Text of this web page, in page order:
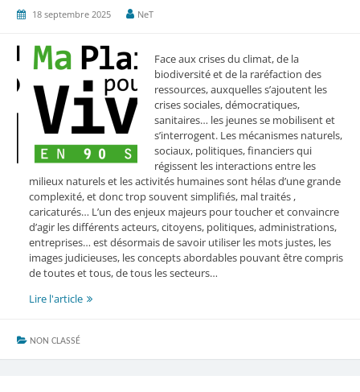
18 septembre 2025 NeT
Face aux crises du climat, de la
biodiversité et de la raréfaction des
ressources, auxquelles s’ajoutent les
crises sociales, démocratiques,
sanitaires… les jeunes se mobilisent et
s’interrogent. Les mécanismes naturels,
sociaux, politiques, financiers qui
régissent les interactions entre les
milieux naturels et les activités humaines sont hélas d’une grande
complexité, et donc trop souvent simplifiés, mal traités ,
caricaturés… L’un des enjeux majeurs pour toucher et convaincre
d’agir les différents acteurs, citoyens, politiques, administrations,
entreprises… est désormais de savoir utiliser les mots justes, les
images judicieuses, les concepts abordables pouvant être compris
de toutes et tous, de tous les secteurs…
Lire l'articleMa
Vivant
NON CLASSÉ